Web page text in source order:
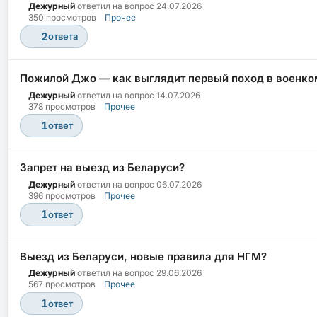
Дежурный ответил на вопрос 24.07.2026
350 просмотров
Прочее
2ответа
Пожилой Джо — как выглядит первый поход в
Дежурный ответил на вопрос 14.07.2026
378 просмотров
Прочее
1ответ
Запрет на выезд из Беларуси?
Дежурный ответил на вопрос 06.07.2026
396 просмотров
Прочее
1ответ
Выезд из Беларуси, новые правила для НГМ?
Дежурный ответил на вопрос 29.06.2026
567 просмотров
Прочее
1ответ